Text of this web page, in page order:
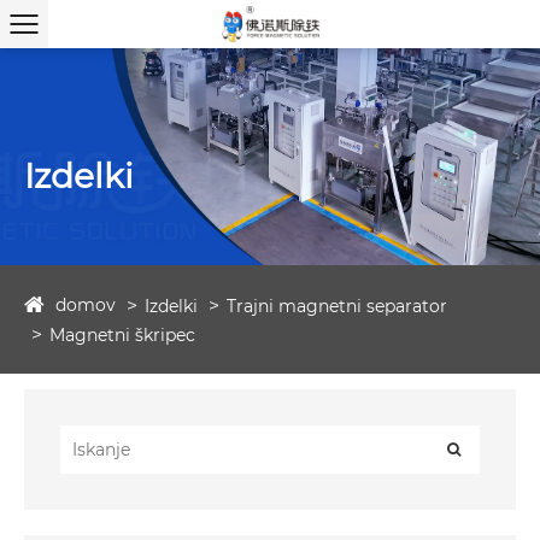
Izdelki
domov Izdelki
Trajni magnetni separator
Magnetni škripec